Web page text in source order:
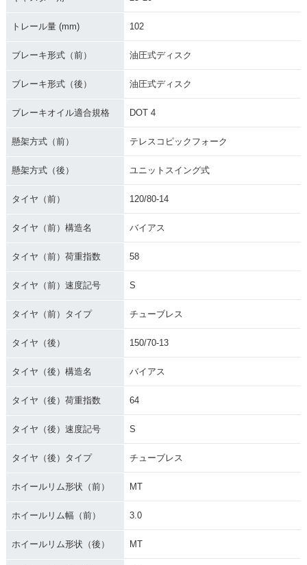
トレール量 (mm) 102
ブレーキ形式（前） 油圧式ディスク
ブレーキ形式（後） 油圧式ディスク
ブレーキオイル適合規格 DOT 4
懸架方式（前） テレスコピックフォーク
懸架方式（後） ユニットスイング式
タイヤ（前） 120/80-14
タイヤ（前）構造名 バイアス
タイヤ（前）荷重指数 58
タイヤ（前）速度記号 S
タイヤ（前）タイプ チューブレス
タイヤ（後） 150/70-13
タイヤ（後）構造名 バイアス
タイヤ（後）荷重指数 64
タイヤ（後）速度記号 S
タイヤ（後）タイプ チューブレス
ホイールリム形状（前） MT
ホイールリム幅（前） 3.0
ホイールリム形状（後） MT